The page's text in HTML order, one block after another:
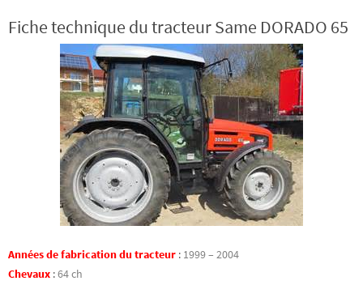
Fiche technique du tracteur Same DORADO 65
Années de fabrication du tracteur : 1999 – 2004
Chevaux :64 ch